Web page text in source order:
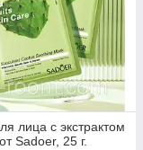
лица с экстрактом
Sadoer, 25 г.